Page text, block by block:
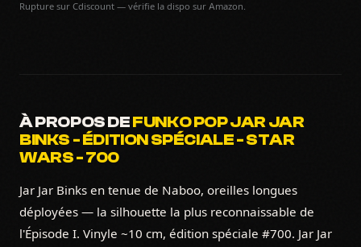
Rupture sur Cdiscount — vérifie la dispo sur Amazon.
À PROPOS DEFUNKO POP JAR JAR
BINKS - ÉDITION SPÉCIALE - STAR
WARS - 700
Jar Jar Binks en tenue de Naboo, oreilles longues
déployées — la silhouette la plus reconnaissable de
l'Épisode I. Vinyle ~10 cm, édition spéciale #700. Jar Jar